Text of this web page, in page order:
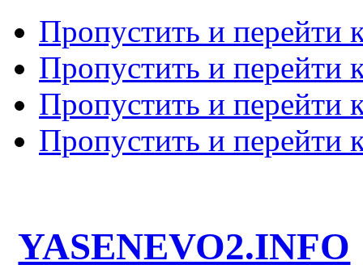
Пропустить и перейти
Пропустить и перейти
Пропустить и перейти
Пропустить и перейти
YASENEVO2.INFO